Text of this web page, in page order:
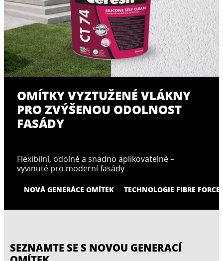
OMÍTKY VYZTUŽENÉ VLÁKNY
PRO ZVÝŠENOU ODOLNOST
FASÁDY
Flexibilní, odolné a snadno aplikovatelné –
vyvinuté pro moderní fasády
NOVÁ GENERÁCE OMÍTEK TECHNOLOGIE FIBRE FORCE
SEZNAMTE SE S NOVOU GENERACÍ